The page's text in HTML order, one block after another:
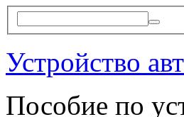
Устройство
Пособие по